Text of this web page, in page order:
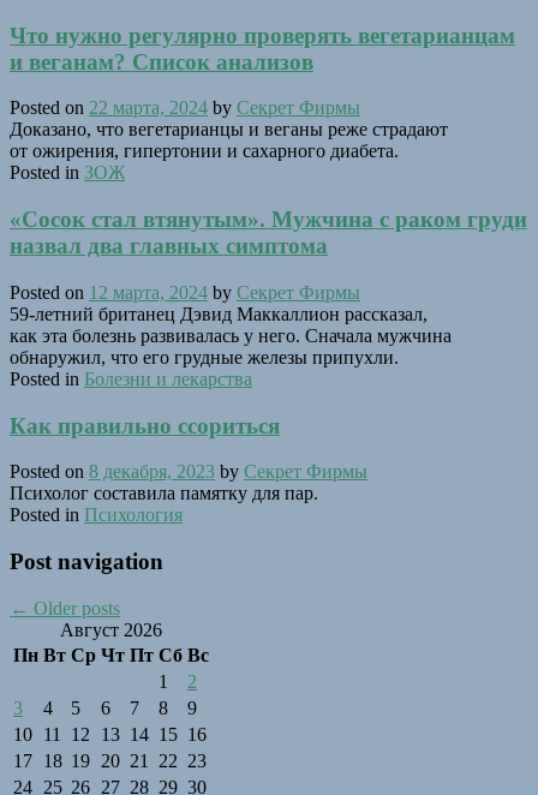
Что нужно регулярно проверять вегетарианцам
и веганам? Список анализов
Posted on 22 марта, 2024 by Секрет Фирмы
Доказано, что вегетарианцы и веганы реже страдают
от ожирения, гипертонии и сахарного диабета.
Posted in ЗОЖ
«Сосок стал втянутым». Мужчина с раком груди
назвал два главных симптома
Posted on 12 марта, 2024 by Секрет Фирмы
59-летний британец Дэвид Маккаллион рассказал,
как эта болезнь развивалась у него. Сначала мужчина
обнаружил, что его грудные железы припухли.
Posted in Болезни и лекарства
Как правильно ссориться
Posted on 8 декабря, 2023 by Секрет Фирмы
Психолог составила памятку для пар.
Posted in Психология
Post navigation
← Older posts
Август 2026
Пн Вт Ср Чт Пт Сб Вс
1
2
3
4 5 6 7 8
9
10 11 12 13 14 15 16
17 18 19 20 21 22 23
24 25 26 27 28 29 30